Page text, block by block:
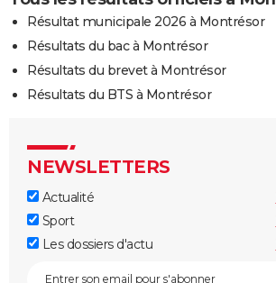
Résultat municipale 2026 à Montrésor
Résultats du bac à Montrésor
Résultats du brevet à Montrésor
Résultats du BTS à Montrésor
NEWSLETTERS
Actualité
Sport
Les dossiers d'actu